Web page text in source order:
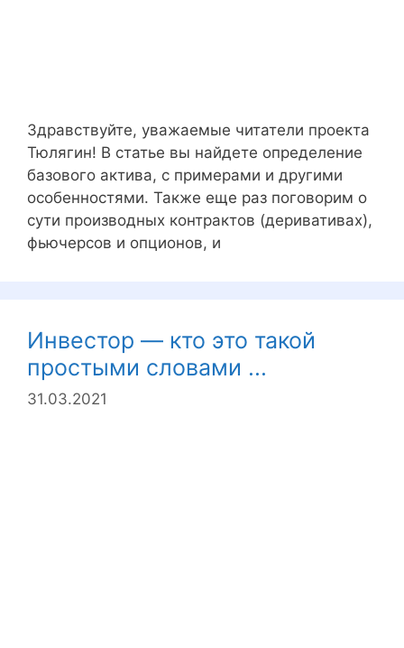
Здравствуйте, уважаемые читатели проекта
Тюлягин! В статье вы найдете определение
базового актива, с примерами и другими
особенностями. Также еще раз поговорим о
сути производных контрактов (деривативах),
фьючерсов и опционов, и
Инвестор — кто это такой
простыми словами ...
31.03.2021